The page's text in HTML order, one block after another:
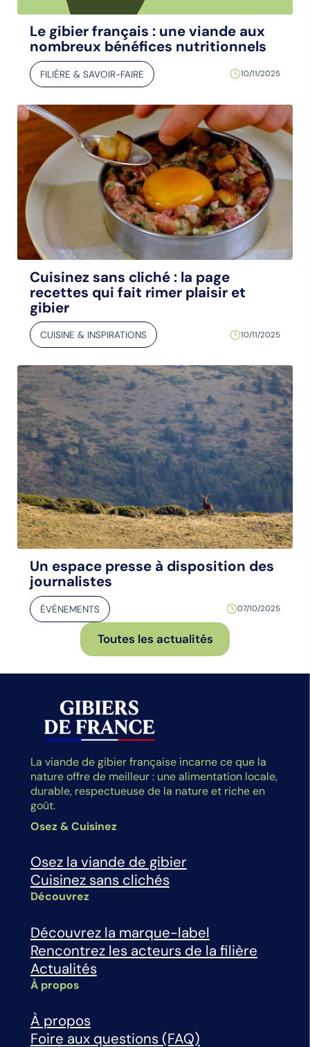
Le gibier français : une viande aux
nombreux bénéfices nutritionnels
FILIÈRE & SAVOIR-FAIRE 10/11/2025
Cuisinez sans cliché : la page
recettes qui fait rimer plaisir et
gibier
CUISINE & INSPIRATIONS 10/11/2025
Un espace presse à disposition des
journalistes
ÉVÈNEMENTS 07/10/2025
Toutes les actualités
La viande de gibier française incarne ce que la
nature offre de meilleur : une alimentation locale,
durable, respectueuse de la nature et riche en
goût.
Osez & Cuisinez
Osez la viande de gibier
Cuisinez sans clichés
Découvrez
Découvrez la marque-label
Rencontrez les acteurs de la filière
Actualités
À propos
À propos
Foire aux questions (FAQ)